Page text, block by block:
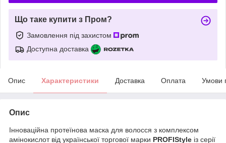
Що таке купити з Пром?
Замовлення під захистом
Доступна доставка
Опис Характеристики Доставка Оплата Умови
Опис
Інноваційна протеїнова маска для волосся з комплексом
амінокислот від української торгової марки PROFIStyle із серії